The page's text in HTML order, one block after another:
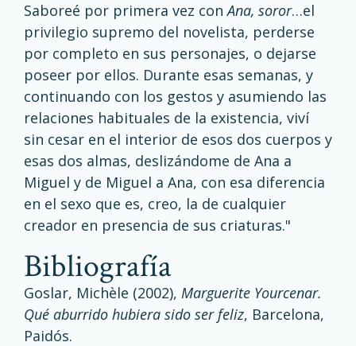
Saboreé por primera vez conAna, soror…el
privilegio supremo del novelista, perderse
por completo en sus personajes, o dejarse
poseer por ellos. Durante esas semanas, y
continuando con los gestos y asumiendo las
relaciones habituales de la existencia, viví
sin cesar en el interior de esos dos cuerpos y
esas dos almas, deslizándome de Ana a
Miguel y de Miguel a Ana, con esa diferencia
en el sexo que es, creo, la de cualquier
creador en presencia de sus criaturas."
bibliografía
Goslar, Michèle (2002), Marguerite Yourcenar.
Qué aburrido hubiera sido ser feliz, Barcelona,
Paidós.